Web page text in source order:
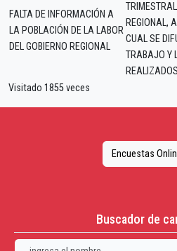
FALTA DE INFORMACIÓN A
LA POBLACIÓN DE LA LABOR
DEL GOBIERNO REGIONAL
REGIONAL,
CUAL SE
TRABAJO Y
REALIZADOS
Visitado 1855 veces
Encuestas
Buscador de